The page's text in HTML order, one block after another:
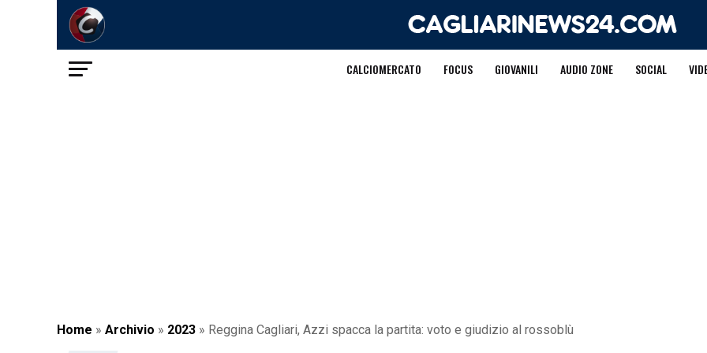
CALCIOMERCATO FOCUS GIOVANILI AUDIO ZONE SOCIAL
Home » Archivio » 2023 » Reggina Cagliari, Azzi spacca la partita: voto e giudizio al rossoblù